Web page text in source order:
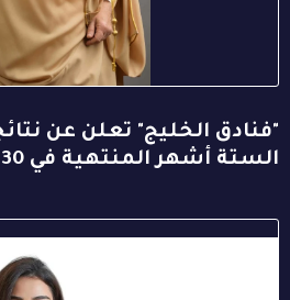
"فنادق الخليج" تعلن عن
الستة أشهر المنتهية في 30 يونيو 2026